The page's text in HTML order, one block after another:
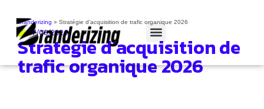
Branderizing » Stratégie d’acquisition de trafic organique 2026
17/06/2026
Stratégie d’acquisition de
trafic organique 2026